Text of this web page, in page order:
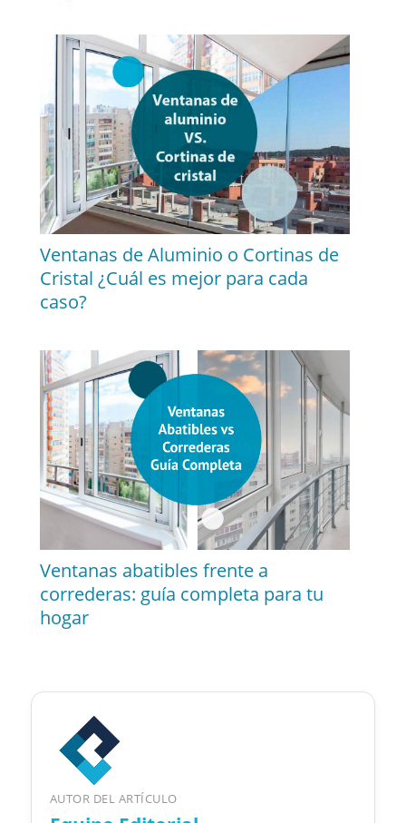
Ventanas de Aluminio o Cortinas de
Cristal ¿Cuál es mejor para cada
caso?
Ventanas abatibles frente a
correderas: guía completa para tu
hogar
AUTOR DEL ARTÍCULO